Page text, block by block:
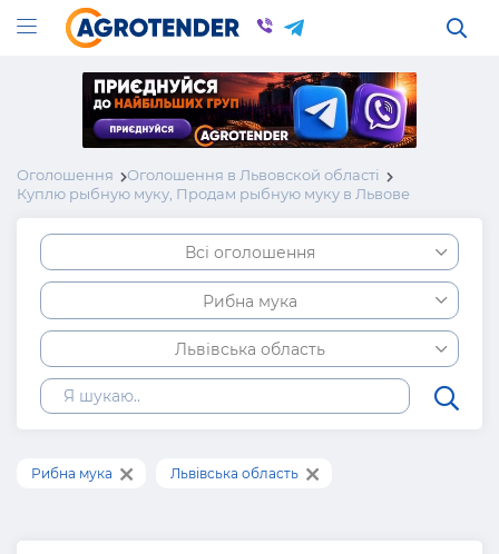
Оголошення
Оголошення в Львовской області
Куплю рыбную муку, Продам рыбную муку в Львове
Всі оголошення
Рибна мука
Львівська область
Рибна мука Львівська область